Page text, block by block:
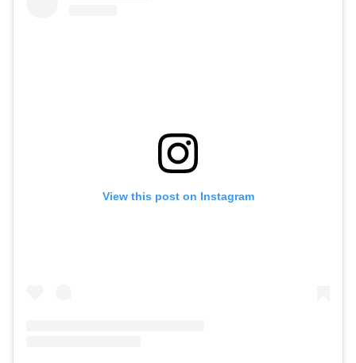
View this post on Instagram